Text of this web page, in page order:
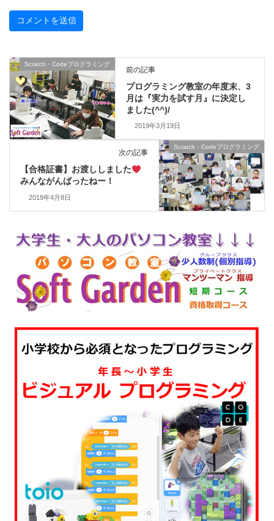
Scratch・Codeプログラミング
前の記事
プログラミング教室の年度末、3
月は『実力を試す月』に決定し
ました(^^)/
2019年3月19日
Scratch・Codeプログラミング
次の記事
【合格証書】お渡ししました
みんながんばったねー！
2019年4月8日